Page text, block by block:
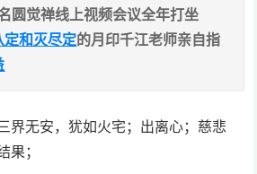
圆觉禅线上视频会议全年打坐
和灭尽定的月印千江老师亲自指
界无安，犹如火宅；出离心；慈悲
；